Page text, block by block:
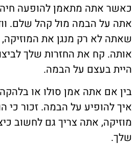
כאשר אתה מתאמן להופעה
אתה על הבמה מול קהל שלם.
שאתה לא רק מנגן את
אותה. קח את החזרות שלך
היית בעצם על הבמה.
בין אם אתה אמן סולו או
איך להופיע על הבמה. זכור כי
מוזיקה, אתה צריך גם לחשוב
שלך.